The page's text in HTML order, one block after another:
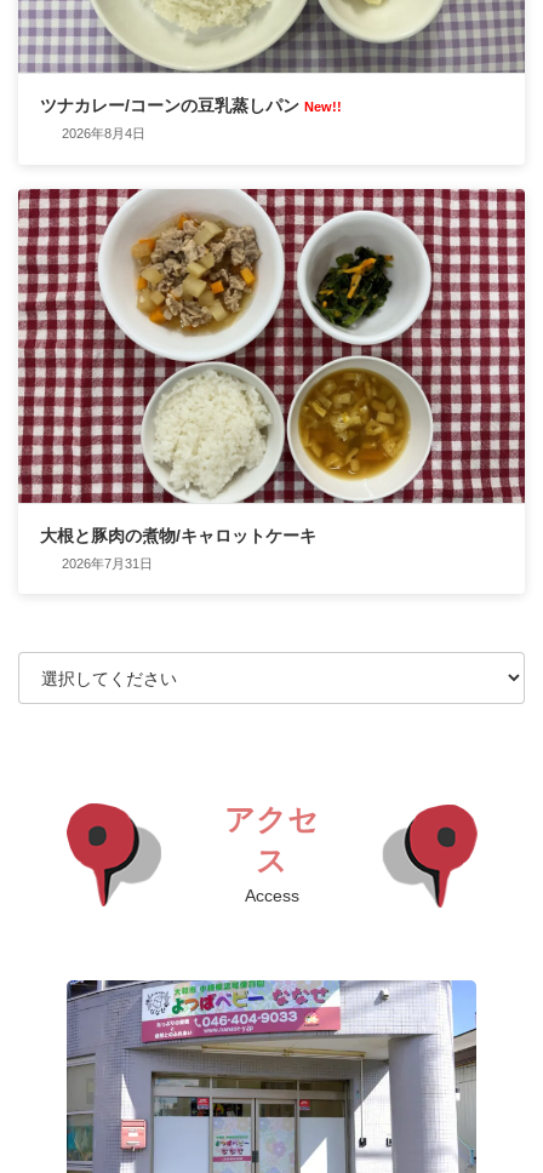
ツナカレー/コーンの豆乳蒸しパン New!!
2026年8月4日
大根と豚肉の煮物/キャロットケーキ
2026年7月31日
アクセ
ス
Access